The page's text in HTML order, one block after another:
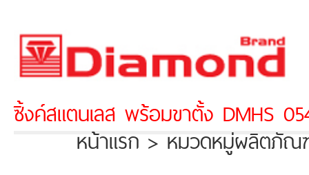
ซิ้งค์สแตนเลส พร้อมขาตั้ง DMHS
หน้าแรก > หมวดหมู่ผลิตภัณ